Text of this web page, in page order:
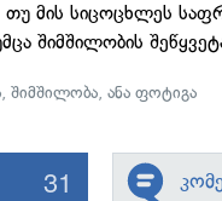
თუ მის სიცოცხლეს
შიმშილობის
,შიმშილობა,ანა ფოტიგა
31